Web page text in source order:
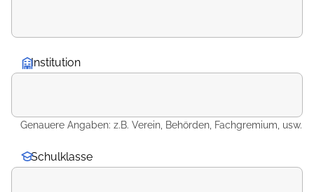
Institution
Genauere Angaben: z.B. Verein, Behörden, Fachgremium, usw.
Schulklasse